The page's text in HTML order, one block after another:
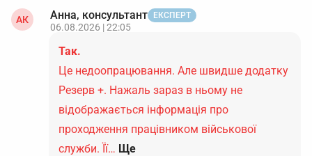
АК Анна, консультант ЕКСПЕРТ
06.08.2026 | 22:05
Так.
Це недоопрацювання. Але швидше додатку
Резерв +. Нажаль зараз в ньому не
відображається інформація про
проходження працівником військової
служби. Її… Ще